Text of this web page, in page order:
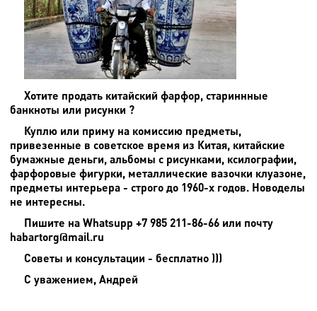
Хотите продать китайский фарфор, стариннные
банкноты или рисунки ?
Куплю или приму на комиссию предметы,
привезенные в советское время из Китая, китайские
бумажные деньги, альбомы с рисунками, ксилографии,
фарфоровые фигурки, металлические вазочки клуазоне,
предметы интерьера - строго до 1960-х годов. Новоделы
не интересны.
Пишите на Whatsupp +7 985 211-86-66 или почту
habartorg@mail.ru
Советы и консультации - бесплатно )))
С уважением, Андрей